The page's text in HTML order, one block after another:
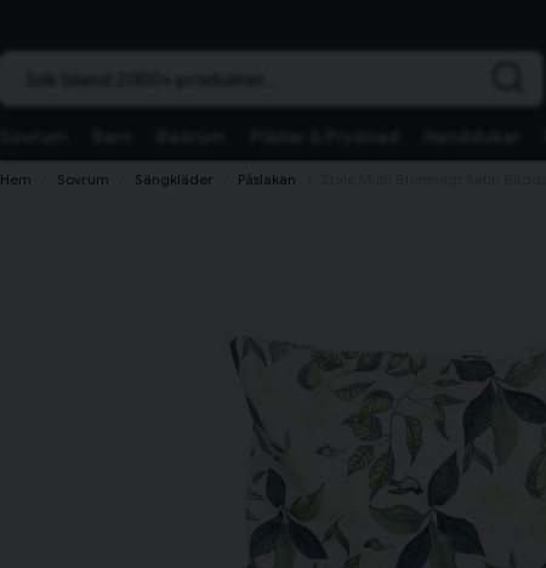
Hem Sovrum Sängkläder Påslakan